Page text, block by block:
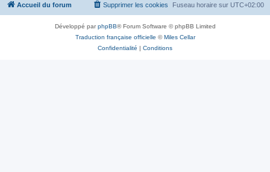
Accueil du forum Fuseau horaire sur UTC+02:00
Supprimer les cookies
Développé parphpBB® Forum Software © phpBB Limited
Traduction française officielle ©Miles Cellar
Confidentialité | Conditions